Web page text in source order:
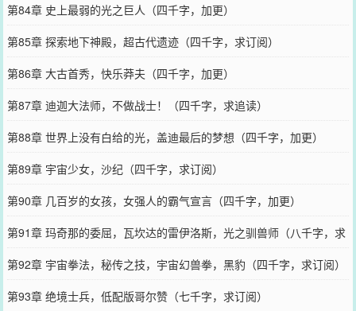
第84章 史上最弱的光之巨人（四千字，加更）
第85章 探索地下神殿，超古代遗迹（四千字，求订阅）
第86章 大古首秀，快乐莽夫（四千字，加更）
第87章 迪迦大法师，不做战士！（四千字，求追读）
第88章 世界上没有白给的光，盖迪最后的梦想（四千字，加更）
第89章 宇宙少女，沙纪（四千字，求订阅）
第90章 几百岁的女孩，女强人的霸气宣言（四千字，加更）
第91章 玛奇那的委屈，瓦坎达的雷伊洛斯，光之驯兽师（八千字，求
订阅）
第92章 宇宙拳法，秘传之技，宇宙幻兽拳，黑豹（四千字，求订阅）
第93章 绝境士兵，低配版哥尔赞（七千字，求订阅）